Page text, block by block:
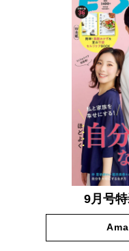
9月号